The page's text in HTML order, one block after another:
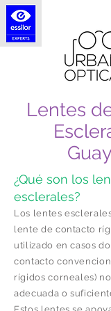
Lentes
¿Qué son los
esclerales?
Los lentes
lente de contacto
utilizado en casos
contacto
rígidos corneales)
adecuada o